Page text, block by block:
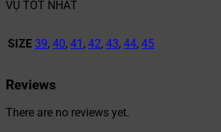
VỤ TỐT NHẤT
SIZE 39, 40, 41 , 42, 43, 44, 45
Reviews
There are no reviews yet.